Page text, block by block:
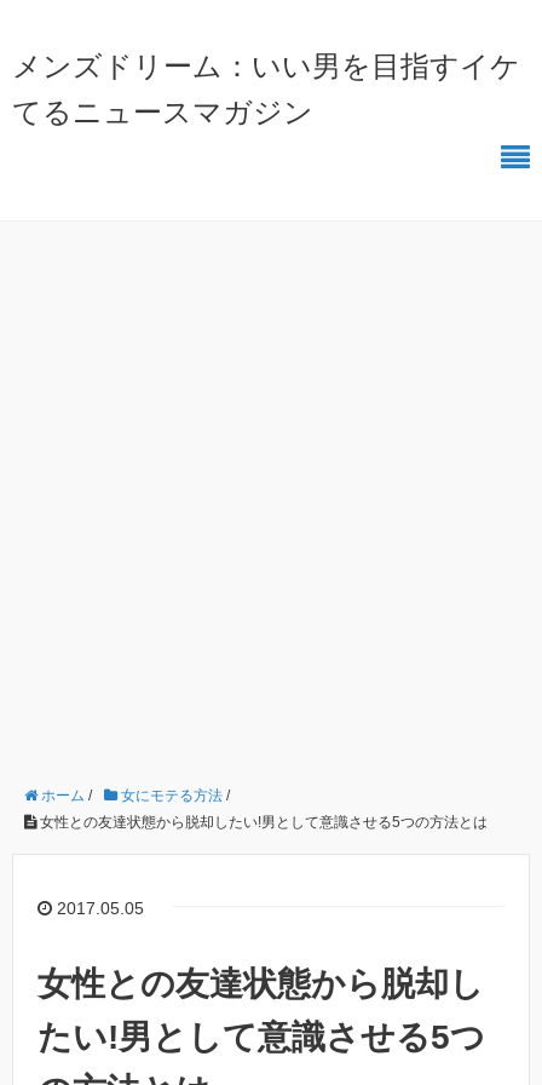
メンズドリーム：いい男を目指すイケ
てるニュースマガジン
ホーム / 女にモテる方法 /
女性との友達状態から脱却したい!男として意識させる5つの方法とは
2017.05.05
女性との友達状態から脱却し
たい!男として意識させる5つ